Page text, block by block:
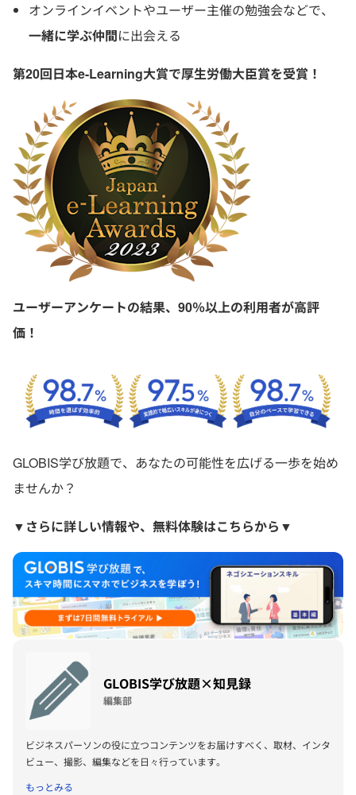
オンラインイベントやユーザー主催の勉強会などで、
一緒に学ぶ仲間に出会える
第20回日本e-Learning大賞で厚生労働大臣賞を受賞！
ユーザーアンケートの結果、90％以上の利用者が高評
価！
GLOBIS学び放題で、あなたの可能性を広げる一歩を始め
ませんか？
▼さらに詳しい情報や、無料体験はこちらから▼
GLOBIS学び放題×知見録
編集部
ビジネスパーソンの役に立つコンテンツをお届けすべく、取材、インタ
ビュー、撮影、編集などを日々行っています。
もっとみる